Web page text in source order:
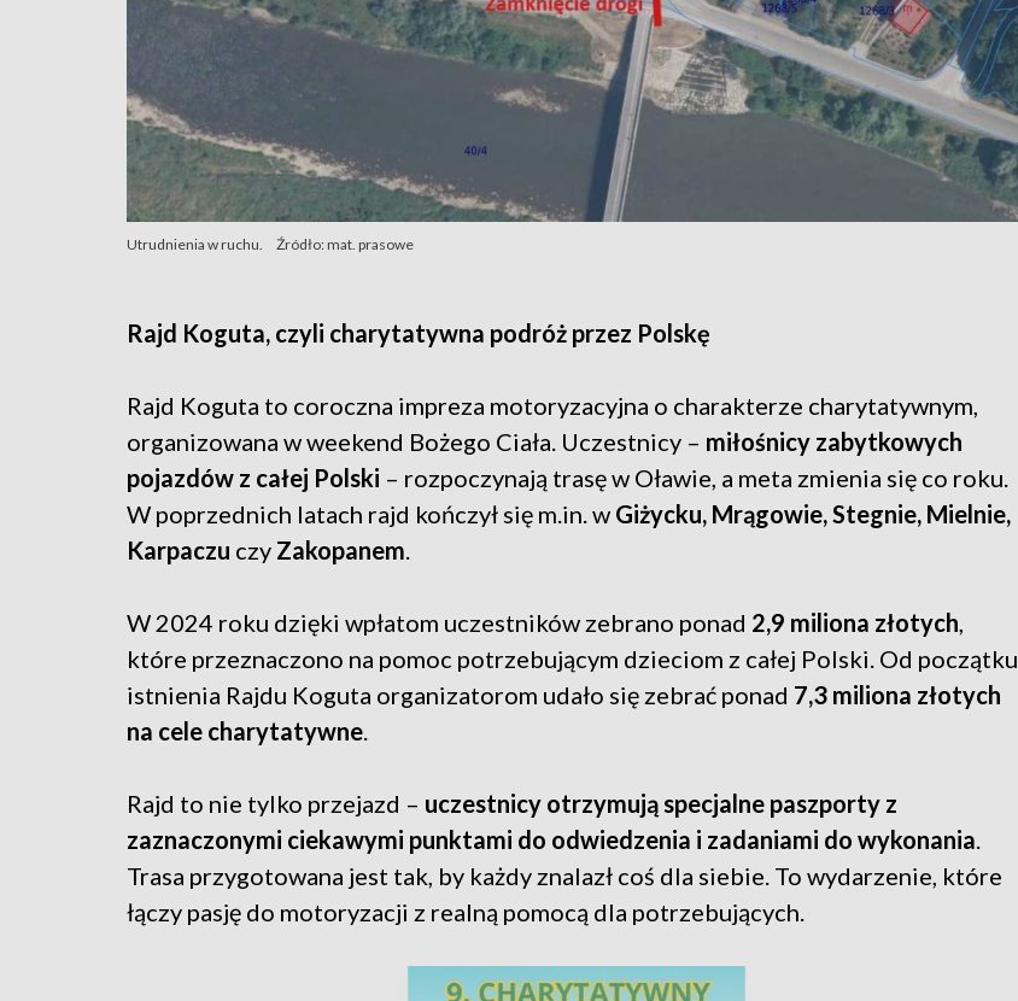
Utrudnienia w ruchu. Źródło: mat. prasowe
Rajd Koguta, czyli charytatywna podróż przez Polskę
Rajd Koguta to coroczna impreza motoryzacyjna o charakterze charytatywnym,
organizowana w weekend Bożego Ciała. Uczestnicy – miłośnicy zabytkowych
pojazdów z całej Polski – rozpoczynają trasę w Oławie, a meta zmienia się co roku.
W poprzednich latach rajd kończył się m.in. w Giżycku, Mrągowie, Stegnie, Mielnie,
Karpaczu czy Zakopanem.
W 2024 roku dzięki wpłatom uczestników zebrano ponad 2,9 miliona złotych,
które przeznaczono na pomoc potrzebującym dzieciom z całej Polski. Od początku
istnienia Rajdu Koguta organizatorom udało się zebrać ponad 7,3 miliona złotych
na cele charytatywne.
Rajd to nie tylko przejazd – uczestnicy otrzymują specjalne paszporty z
zaznaczonymi ciekawymi punktami do odwiedzenia i zadaniami do wykonania.
Trasa przygotowana jest tak, by każdy znalazł coś dla siebie. To wydarzenie, które
łączy pasję do motoryzacji z realną pomocą dla potrzebujących.